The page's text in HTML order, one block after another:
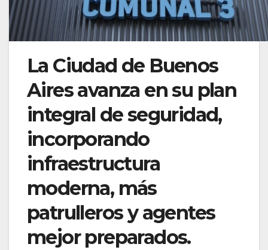
La Ciudad de Buenos
Aires avanza en su plan
integral de seguridad,
incorporando
infraestructura
moderna, más
patrulleros y agentes
mejor preparados.